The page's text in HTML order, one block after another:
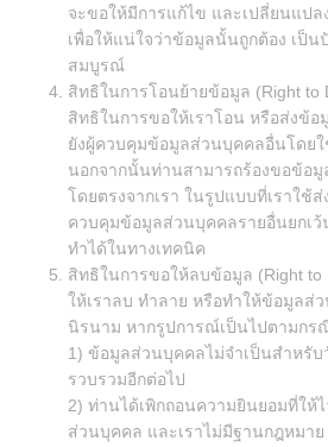
จะขอให้มีการแก้ไข และเปลี่ยนแป
เพื่อให้แน่ใจว่าข้อมูลนั้นถูกต้อง เป็
สมบูรณ์
สิทธิในการโอนย้ายข้อมูล (Right to
สิทธิในการขอให้เราโอน หรือส่งข้
ยังผู้ควบคุมข้อมูลส่วนบุคคลอื่นโดย
นอกจากนั้นท่านสามารถร้องขอข้อ
โดยตรงจากเรา ในรูปแบบที่เราใช้
ควบคุมข้อมูลส่วนบุคคลรายอื่นยกเ
ทำได้ในทางเทคนิค
สิทธิในการขอให้ลบข้อมูล (Right
ให้เราลบ ทำลาย หรือทำให้ข้อมูลส่
นิรนาม หากรูปการณ์เป็นไปตามกร
1) ข้อมูลส่วนบุคคลไม่จำเป็นสำหรับ
รวบรวมอีกต่อไป
2) ท่านได้เพิกถอนความยินยอมที่ให้
ส่วนบุคคล และเราไม่มีฐานกฎหมาย